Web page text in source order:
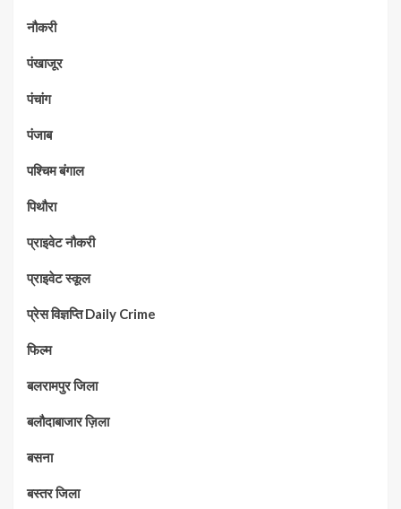
नौकरी
पंखाजूर
पंचांग
पंजाब
पश्चिम बंगाल
पिथौरा
प्राइवेट नौकरी
प्राइवेट स्कूल
प्रेस विज्ञप्ति Daily Crime
फिल्म
बलरामपुर जिला
बलौदाबाजार ज़िला
बसना
बस्तर जिला